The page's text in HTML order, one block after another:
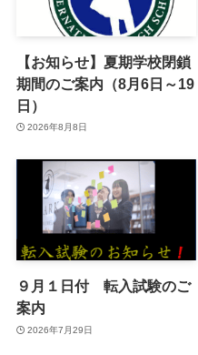
【お知らせ】夏期学校閉鎖
期間のご案内（8月6日～19
日）
2026年8月8日
９月１日付 転入試験のご
案内
2026年7月29日